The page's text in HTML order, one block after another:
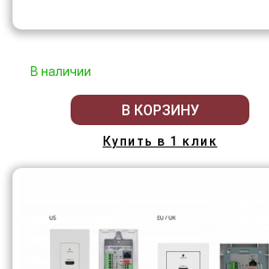
В наличии
В КОРЗИНУ
Купить в 1 клик